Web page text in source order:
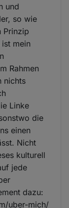
und
so wie
Prinzip
mein
Rahmen
nichts
Linke
die
einen
Nicht
kulturell
jede
dazu:
uber-mich/